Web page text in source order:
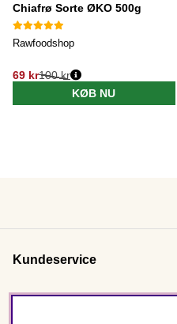
Chiafrø Sorte ØKO 500g
Rawfoodshop
69 kr100 kr
KØB NU
Kundeservice